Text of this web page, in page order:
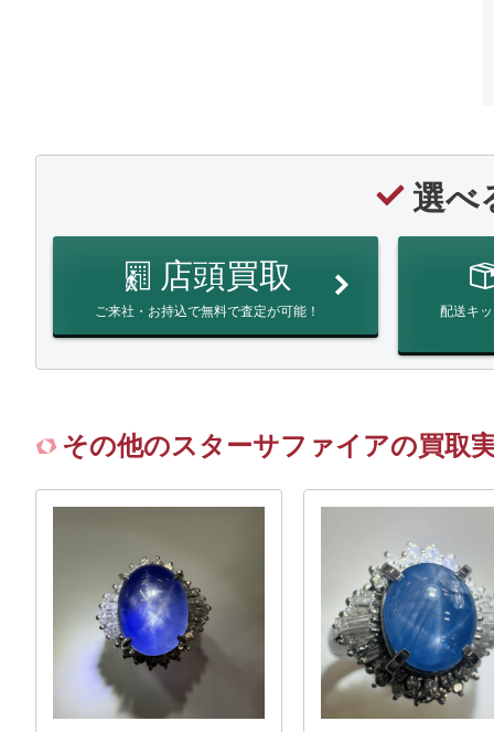
選べ
店頭買取
ご来社・お持込で無料で査定が可能！ 配送キ
その他のスターサファイアの買取